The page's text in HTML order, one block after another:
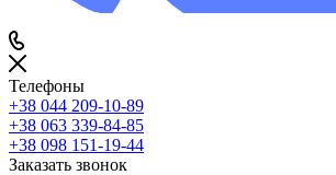
Телефоны
+38 044 209-10-89
+38 063 339-84-85
+38 098 151-19-44
Заказать звонок